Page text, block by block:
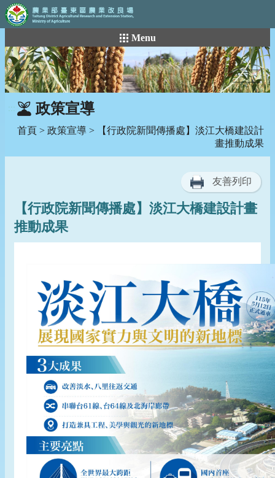
到
主
要
內
區
Menu
::: 政策宣導
首頁 > 政策宣導 > 【行政院新聞傳播處】淡江大橋建設計
畫推動成果
友善列印
【行政院新聞傳播處】淡江大橋建設計畫
推動成果